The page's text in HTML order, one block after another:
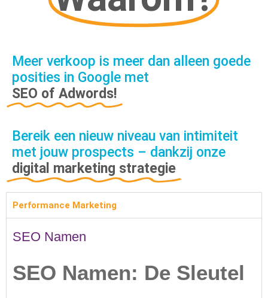
Meer verkoop is meer dan alleen goede
posities in Google met
SEO of Adwords!
Bereik een nieuw niveau van intimiteit
met jouw prospects – dankzij onze
digital marketing strategie
Performance Marketing
SEO Namen
SEO Namen: De Sleutel